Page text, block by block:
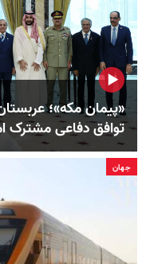
«پیمان مکه»؛
توافق دفاعی مشترک
جهان